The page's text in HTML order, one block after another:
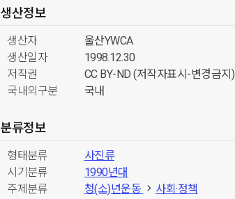
생산정보
생산자
울산YWCA
생산일자
1998.12.30
저작권
CC BY-ND (저작자표시-변경금지)
국내외구분
국내
분류정보
형태분류
사진류
시기분류
1990년대
주제분류
청(소)년운동 사회·정책